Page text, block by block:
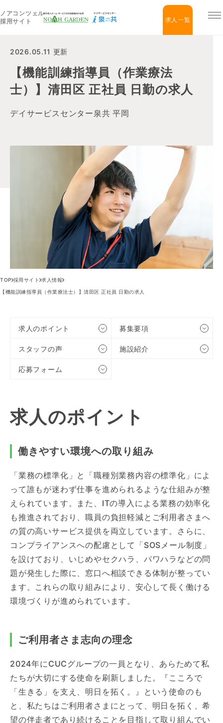
ノアコンツェル
採用サイト
福祉住宅NOAH GARDEN
求人一覧
2026.05.11 更新
【機能訓練指導員（作業療法
士）】清田区 正社員 日勤の求人
デイサービスセンター泉共 平岡
TOP 採用サイト 求人情報
【機能訓練指導員（作業療法士）】清田区 正社員 日勤の求人
求人のポイント 募集要項
スタッフの声 施設紹介
応募フォーム
求人のポイント
働きやすい環境への取り組み
「業務の標準化」と「職種別業務内容の標準化」によ
って誰もが迷わず仕事を進められるような仕組みが整
えられています。また、ITの導入による業務の効率化
も推進されており、職員の負担軽減とご利用者さまへ
の質の高いサービス提供を両立しています。さらに、
コンプライアンスへの配慮として「SOSメール制度」
を設けており、いじめやセクハラ、パワハラなどの問
題が発生した際に、窓口へ相談できる体制が整ってい
ます。これらの取り組みにより、安心して長く働ける
環境づくりが進められています。
ご利用者さま志向の理念
2024年にCUCグループの一員となり、あらためて私
たちが大切にする使命を刷新しました。『こころで
「生きる」を支え、明日を拓く。』という使命のも
と、私たちはご利用者さまにとって、明日を拓く、希
望の伴走者であり続けることを目指して取り組んでい